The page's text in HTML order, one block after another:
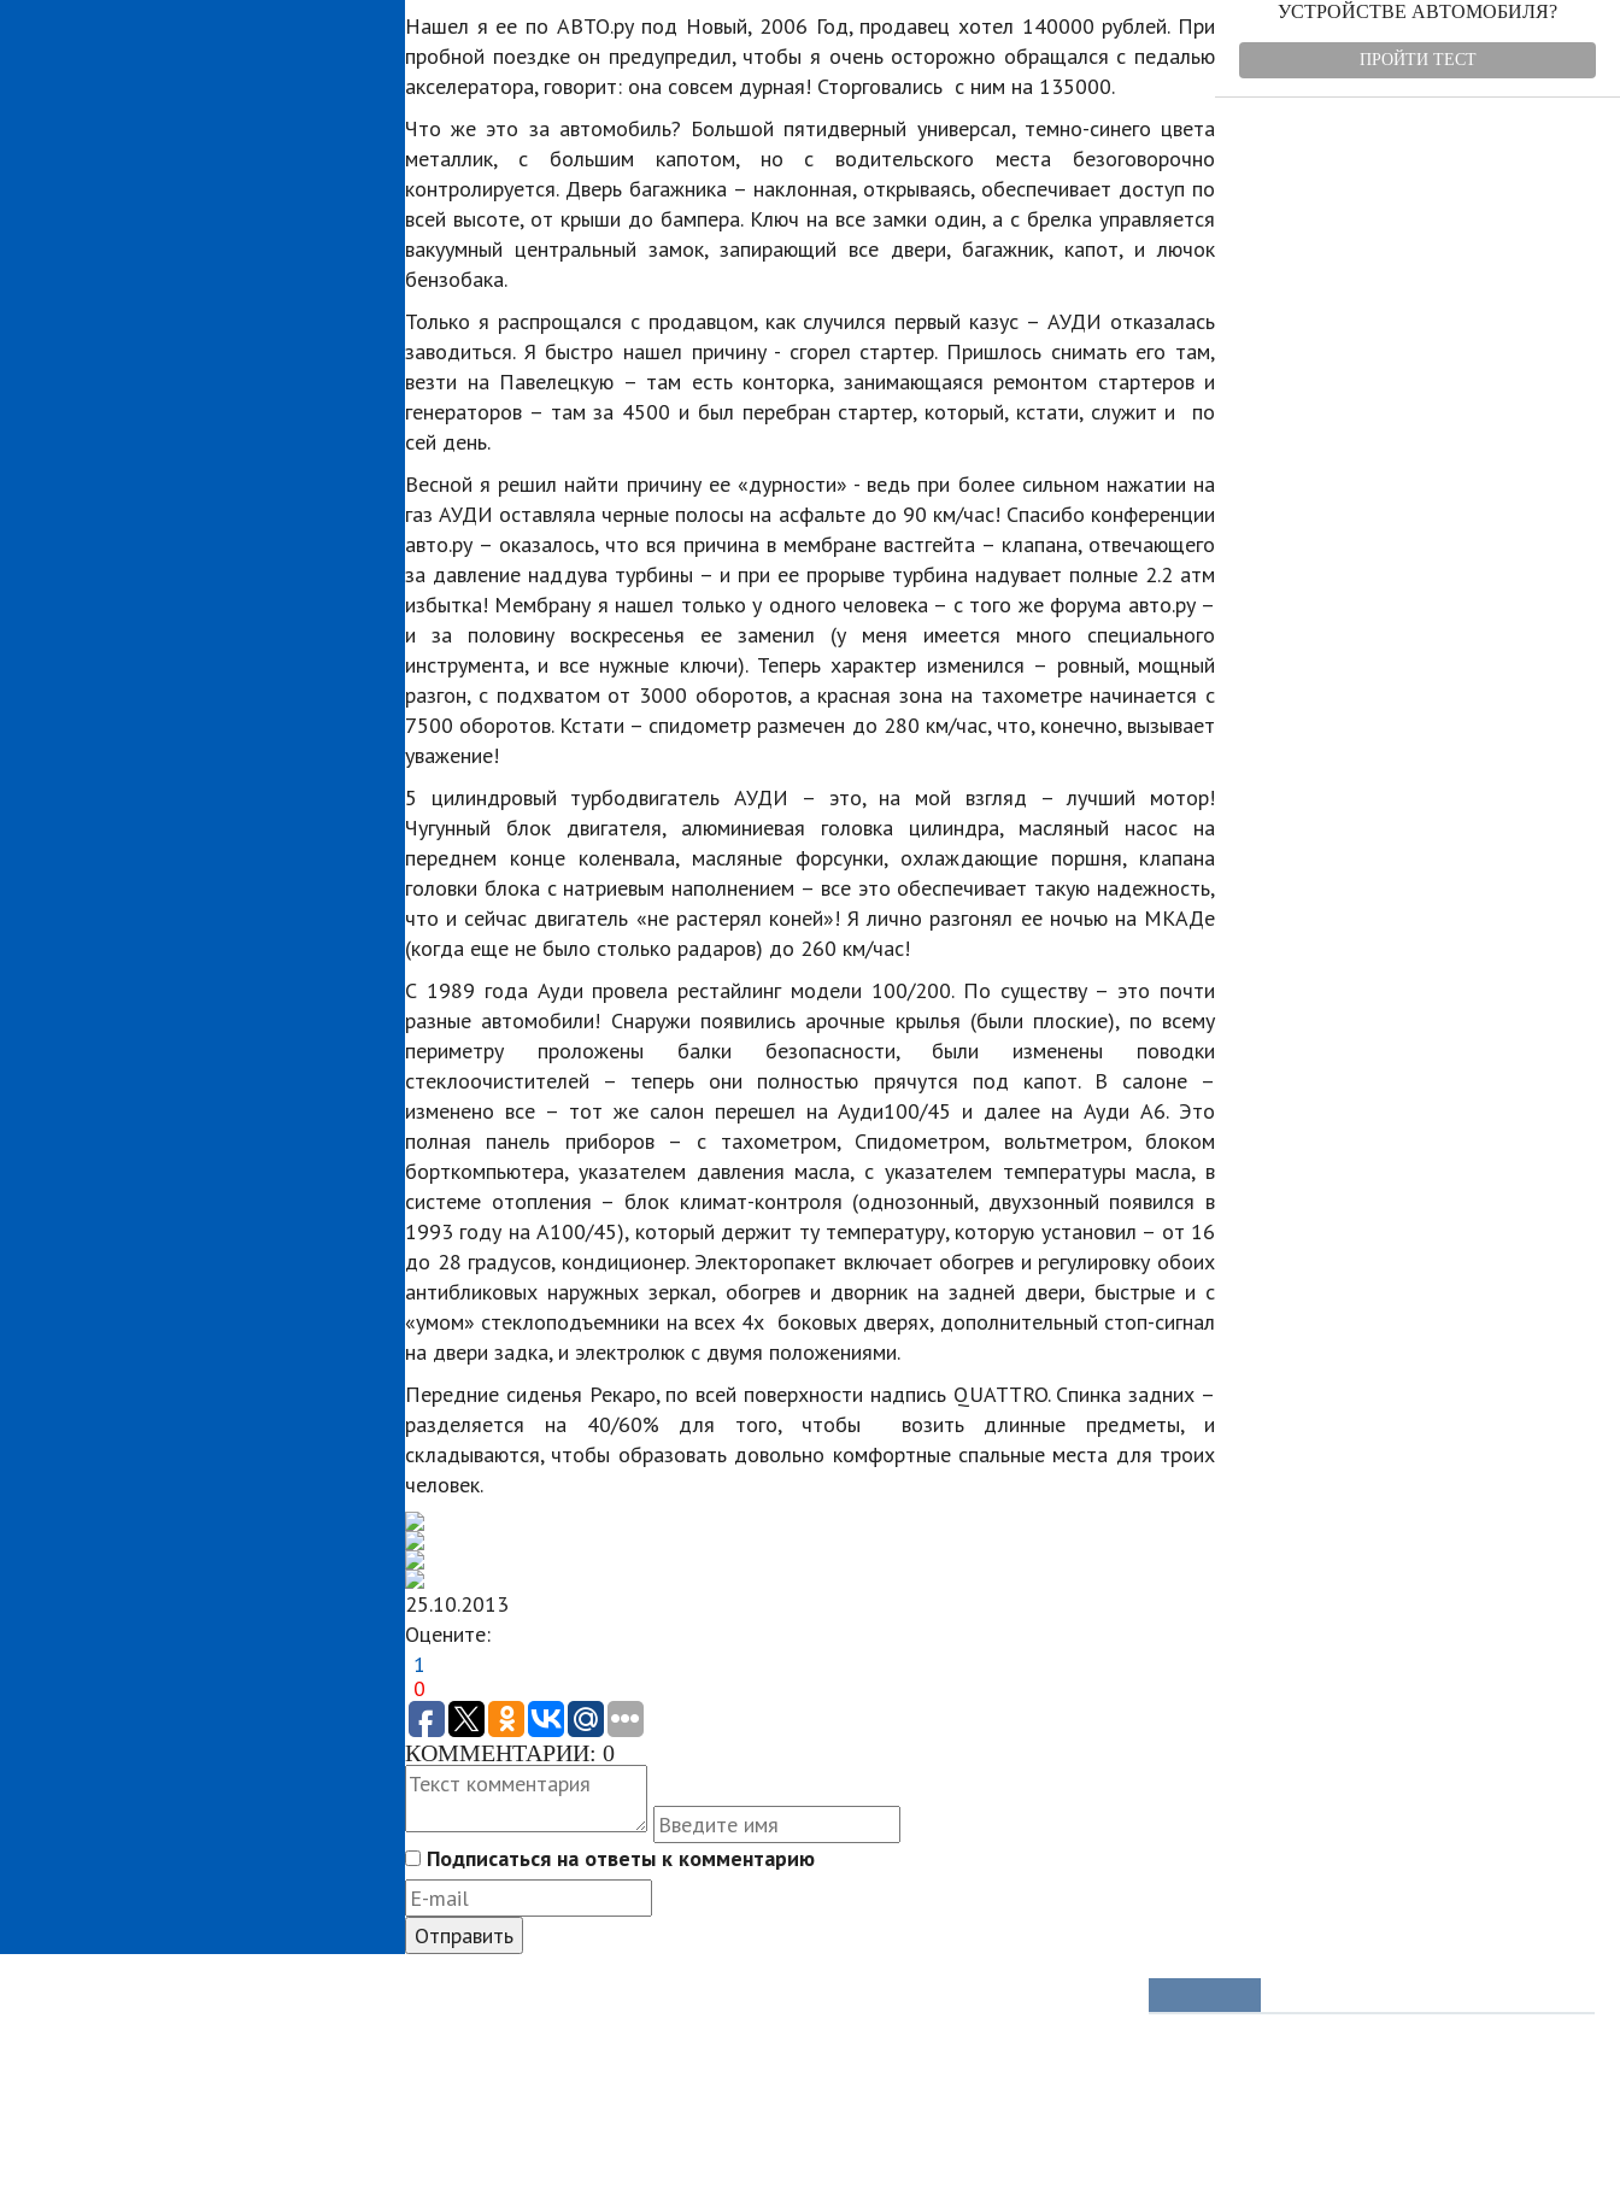
Нашел я ее по АВТО.ру под Новый, 2006 Год, продавец хотел 140000 рублей. При
пробной поездке он предупредил, чтобы я очень осторожно обращался с педалью
акселератора, говорит: она совсем дурная! Сторговались с ним на 135000.
Что же это за автомобиль? Большой пятидверный универсал, темно-синего цвета
металлик, с большим капотом, но с водительского места безоговорочно
контролируется. Дверь багажника – наклонная, открываясь, обеспечивает доступ по
всей высоте, от крыши до бампера. Ключ на все замки один, а с брелка управляется
вакуумный центральный замок, запирающий все двери, багажник, капот, и лючок
бензобака.
Только я распрощался с продавцом, как случился первый казус – АУДИ отказалась
заводиться. Я быстро нашел причину - сгорел стартер. Пришлось снимать его там,
везти на Павелецкую – там есть конторка, занимающаяся ремонтом стартеров и
генераторов – там за 4500 и был перебран стартер, который, кстати, служит и по
сей день.
Весной я решил найти причину ее «дурности» - ведь при более сильном нажатии на
газ АУДИ оставляла черные полосы на асфальте до 90 км/час! Спасибо конференции
авто.ру – оказалось, что вся причина в мембране вастгейта – клапана, отвечающего
за давление наддува турбины – и при ее прорыве турбина надувает полные 2.2 атм
избытка! Мембрану я нашел только у одного человека – с того же форума авто.ру –
и за половину воскресенья ее заменил (у меня имеется много специального
инструмента, и все нужные ключи). Теперь характер изменился – ровный, мощный
разгон, с подхватом от 3000 оборотов, а красная зона на тахометре начинается с
7500 оборотов. Кстати – спидометр размечен до 280 км/час, что, конечно, вызывает
уважение!
5 цилиндровый турбодвигатель АУДИ – это, на мой взгляд – лучший мотор!
Чугунный блок двигателя, алюминиевая головка цилиндра, масляный насос на
переднем конце коленвала, масляные форсунки, охлаждающие поршня, клапана
головки блока с натриевым наполнением – все это обеспечивает такую надежность,
что и сейчас двигатель «не растерял коней»! Я лично разгонял ее ночью на МКАДе
(когда еще не было столько радаров) до 260 км/час!
С 1989 года Ауди провела рестайлинг модели 100/200. По существу – это почти
разные автомобили! Снаружи появились арочные крылья (были плоские), по всему
периметру проложены балки безопасности, были изменены поводки
стеклоочистителей – теперь они полностью прячутся под капот. В салоне –
изменено все – тот же салон перешел на Ауди100/45 и далее на Ауди А6. Это
полная панель приборов – с тахометром, Спидометром, вольтметром, блоком
борткомпьютера, указателем давления масла, с указателем температуры масла, в
системе отопления – блок климат-контроля (однозонный, двухзонный появился в
1993 году на А100/45), который держит ту температуру, которую установил – от 16
до 28 градусов, кондиционер. Электоропакет включает обогрев и регулировку обоих
антибликовых наружных зеркал, обогрев и дворник на задней двери, быстрые и с
«умом» стеклоподъемники на всех 4х боковых дверях, дополнительный стоп-сигнал
на двери задка, и электролюк с двумя положениями.
Передние сиденья Рекаро, по всей поверхности надпись QUATTRO. Спинка задних –
разделяется на 40/60% для того, чтобы возить длинные предметы, и
складываются, чтобы образовать довольно комфортные спальные места для троих
человек.
25.10.2013
Оцените:
1
0
КОММЕНТАРИИ: 0
Подписаться на ответы к комментарию
УСТРОЙСТВЕ АВТОМОБИЛЯ?
ПРОЙТИ ТЕСТ